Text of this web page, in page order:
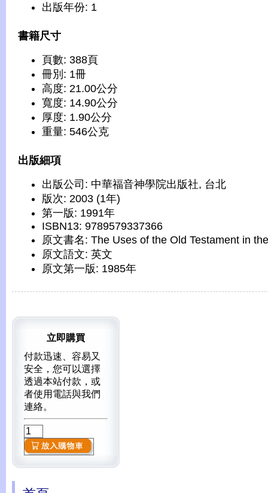
出版年份: 1
書籍尺寸
頁數: 388頁
冊別: 1冊
高度: 21.00公分
寬度: 14.90公分
厚度: 1.90公分
重量: 546公克
出版細項
出版公司: 中華福音神學院出版社, 台北
版次: 2003 (1年)
第一版: 1991年
ISBN13: 9789579337366
原文書名: The Uses of the Old Testament in
原文語文: 英文
原文第一版: 1985年
立即購買
付款迅速、容易又
安全，您可以選擇
透過本站付款，或
者使用電話與我們
連絡。